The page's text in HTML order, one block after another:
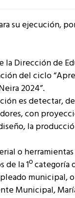
su ejecución,
Dirección de
del ciclo
2024”.
es detectar,
con
la
o
de la 1º
municipal,
Municipal,